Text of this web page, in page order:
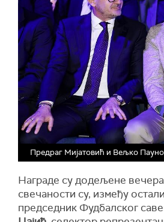
Предраг Мијатовић и Вељко
Награде су додељене
свечаности су, између
председник Фудбалског